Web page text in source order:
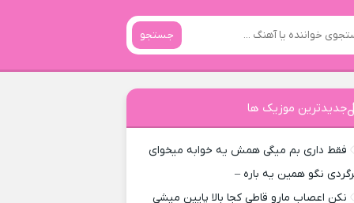
جستجو
جدیدترین موزیک ها
فقط داری بم میگی همش یه خوابه میخوای
نگو همین یه باره –
نکن اعصاب مارو قاطی کجا بالا پایین میشی